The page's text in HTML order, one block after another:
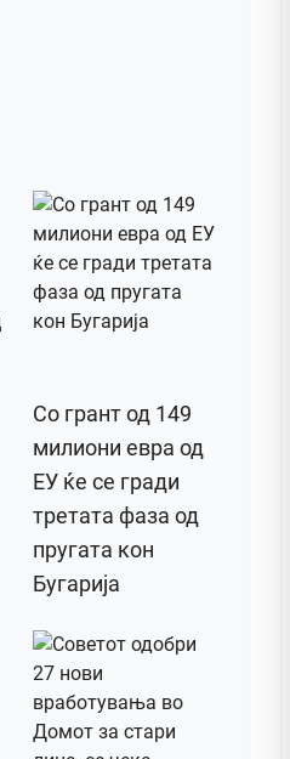
Со грант од 149
милиони евра од
ЕУ ќе се гради
третата фаза од
пругата кон
Бугарија